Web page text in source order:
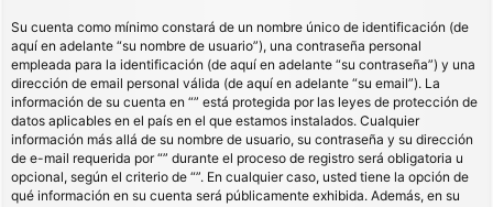
Su cuenta como mínimo constará de un nombre único de identificación (de
aquí en adelante “su nombre de usuario”), una contraseña personal
empleada para la identificación (de aquí en adelante “su contraseña”) y una
dirección de email personal válida (de aquí en adelante “su email”). La
información de su cuenta en “” está protegida por las leyes de protección de
datos aplicables en el país en el que estamos instalados. Cualquier
información más allá de su nombre de usuario, su contraseña y su dirección
de e-mail requerida por “” durante el proceso de registro será obligatoria u
opcional, según el criterio de “”. En cualquier caso, usted tiene la opción de
qué información en su cuenta será públicamente exhibida. Además, en su